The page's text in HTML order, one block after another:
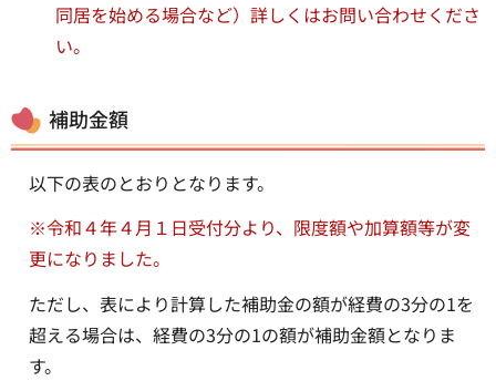
同居を始める場合など）詳しくはお問い合わせくださ
い。
補助金額
以下の表のとおりとなります。
※令和４年４月１日受付分より、限度額や加算額等が変
更になりました。
ただし、表により計算した補助金の額が経費の3分の1を
超える場合は、経費の3分の1の額が補助金額となりま
す。